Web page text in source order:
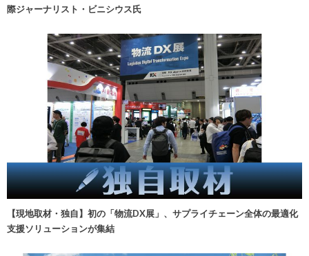
際ジャーナリスト・ビニシウス氏
【現地取材・独自】初の「物流DX展」、サプライチェーン全体の最適化
支援ソリューションが集結